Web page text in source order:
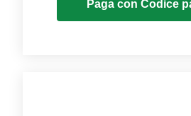
Paga con Codice